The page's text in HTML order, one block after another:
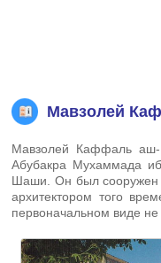
Мавзолей
Мавзолей Каффаль
Абубакра Мухаммада
Шаши. Он был сооружен
архитектором того
первоначальном виде не